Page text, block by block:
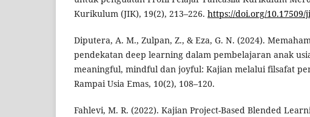
Kurikulum (JIK), 19(2), 213–226. https://doi.org/10.17509/
Diputera, A. M., Zulpan, Z., & Eza, G. N. (2024).
pendekatan deep learning dalam pembelajaran anak
meaningful, mindful dan joyful: Kajian melalui filsafat
Rampai Usia Emas, 10(2), 108–120.
Fahlevi, M. R. (2022). Kajian Project-Based Blended